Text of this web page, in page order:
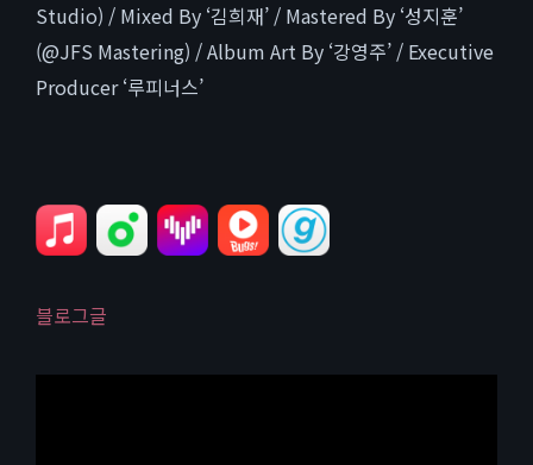
Studio) / Mixed By ‘김희재’ / Mastered By ‘성지훈’
(@JFS Mastering) / Album Art By ‘강영주’ / Executive
Producer ‘루피너스’
블로그글